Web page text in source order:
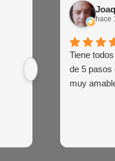
Juan
hace 1
Buena
de venta
hace
Tiene
de 5 pasos
muy